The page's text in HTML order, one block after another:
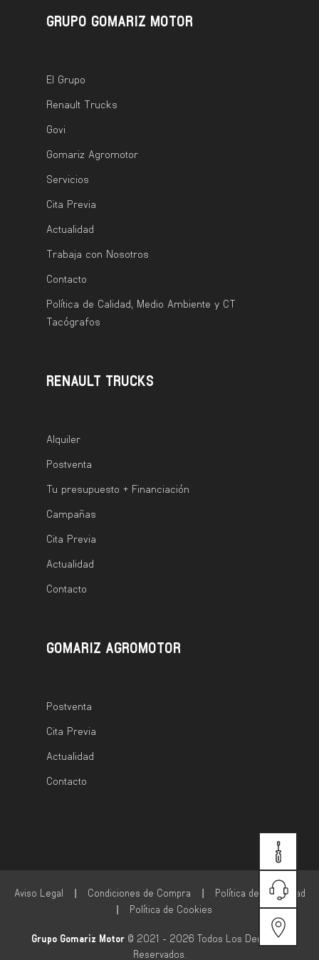
GRUPO GOMARIZ MOTOR
El Grupo
Renault Trucks
Govi
Gomariz Agromotor
Servicios
Cita Previa
Actualidad
Trabaja con Nosotros
Contacto
Política de Calidad, Medio Ambiente y CT
Tacógrafos
RENAULT TRUCKS
Alquiler
Postventa
Tu presupuesto + Financiación
Campañas
Cita Previa
Actualidad
Contacto
GOMARIZ AGROMOTOR
Postventa
Cita Previa
Actualidad
Contacto
Aviso Legal | Condiciones de Compra |
Política de Privacidad
|
Política de Cookies
Grupo Gomariz Motor © 2021 - 2026 Todos Los Derechos
Reservados.
CITA
PREVIA
TE